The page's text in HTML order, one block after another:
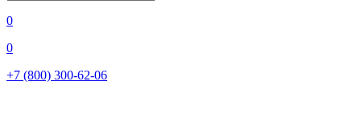
0
0
+7 (800) 300-62-06